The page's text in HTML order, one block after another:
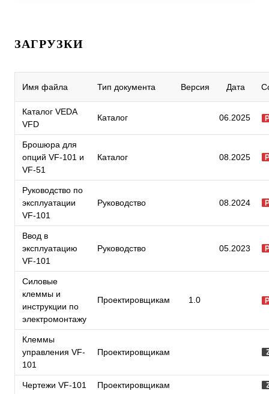
ЗАГРУЗКИ
Имя файла Тип документа Версия Дата
Каталог VEDA
VFD
Каталог 06.2025
Брошюра для
опций VF-101 и
VF-51
Каталог 08.2025
Руководство по
эксплуатации
VF-101
Руководство 08.2024
Ввод в
эксплуатацию
VF-101
Руководство 05.2023
Силовые
клеммы и
инструкции по
электромонтажу
Проектировщикам 1.0
Клеммы
управления VF-
101
Проектировщикам
Чертежи VF-101 Проектировщикам